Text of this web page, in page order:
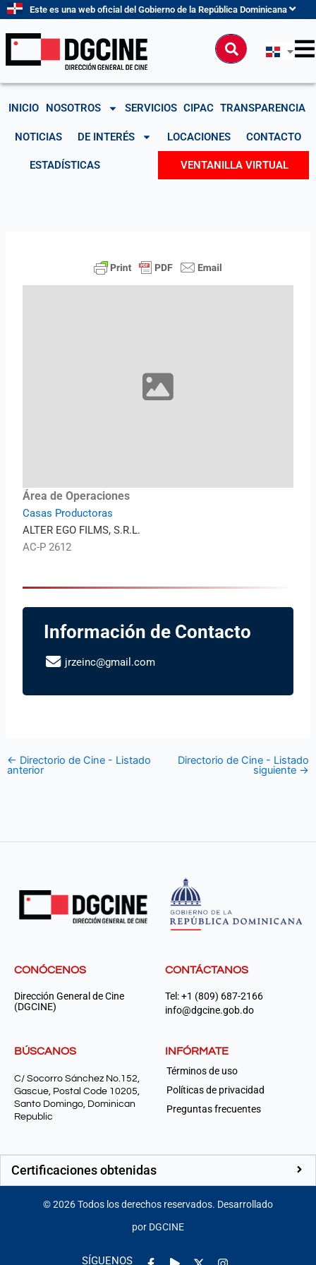
contenido
Este es una web oficial del Gobierno de la República Dominicana
Buscar
INICIO NOSOTROS SERVICIOS CIPAC TRANSPARENCIA
NOTICIAS DE INTERÉS LOCACIONES CONTACTO
ESTADÍSTICAS VENTANILLA VIRTUAL
Área de Operaciones
Casas Productoras
ALTER EGO FILMS, S.R.L.
AC-P 2612
Información de Contacto
jrzeinc@gmail.com
← Directorio de Cine - Listado
anterior
Directorio de Cine - Listado
siguiente →
CONÓCENOS
Dirección General de Cine
(DGCINE)
CONTÁCTANOS
Tel: +1 (809) 687-2166
info@dgcine.gob.do
BÚSCANOS
C/ Socorro Sánchez No.152,
Gascue, Postal Code 10205,
Santo Domingo, Dominican
Republic
INFÓRMATE
Términos de uso
Políticas de privacidad
Preguntas frecuentes
Certificaciones obtenidas
©2026Todos los derechos reservados. Desarrollado
por DGCINE
SÍGUENOS
Facebook-
Play Instagram